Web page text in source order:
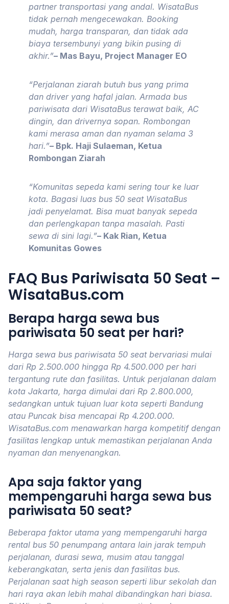
partner transportasi yang andal. WisataBus
tidak pernah mengecewakan. Booking
mudah, harga transparan, dan tidak ada
biaya tersembunyi yang bikin pusing di
akhir.”– Mas Bayu, Project Manager EO
“Perjalanan ziarah butuh bus yang prima
dan driver yang hafal jalan. Armada bus
pariwisata dari WisataBus terawat baik, AC
dingin, dan drivernya sopan. Rombongan
kami merasa aman dan nyaman selama 3
hari.”– Bpk. Haji Sulaeman, Ketua
Rombongan Ziarah
“Komunitas sepeda kami sering tour ke luar
kota. Bagasi luas bus 50 seat WisataBus
jadi penyelamat. Bisa muat banyak sepeda
dan perlengkapan tanpa masalah. Pasti
sewa di sini lagi.”– Kak Rian, Ketua
Komunitas Gowes
FAQ Bus Pariwisata 50 Seat –
WisataBus.com
Berapa harga sewa bus
pariwisata 50 seat per hari?
Harga sewa bus pariwisata 50 seat bervariasi mulai
dari Rp 2.500.000 hingga Rp 4.500.000 per hari
tergantung rute dan fasilitas. Untuk perjalanan dalam
kota Jakarta, harga dimulai dari Rp 2.800.000,
sedangkan untuk tujuan luar kota seperti Bandung
atau Puncak bisa mencapai Rp 4.200.000.
WisataBus.com menawarkan harga kompetitif dengan
fasilitas lengkap untuk memastikan perjalanan Anda
nyaman dan menyenangkan.
Apa saja faktor yang
mempengaruhi harga sewa bus
pariwisata 50 seat?
Beberapa faktor utama yang mempengaruhi harga
rental bus 50 penumpang antara lain jarak tempuh
perjalanan, durasi sewa, musim atau tanggal
keberangkatan, serta jenis dan fasilitas bus.
Perjalanan saat high season seperti libur sekolah dan
hari raya akan lebih mahal dibandingkan hari biasa.